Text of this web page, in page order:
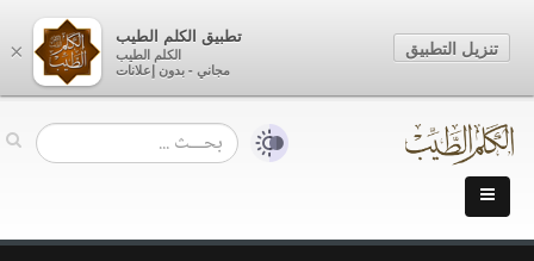
×
تطبيق الكلم الطيب
الكلم الطيب
مجاني - بدون إعلانات
تنزيل التطبيق